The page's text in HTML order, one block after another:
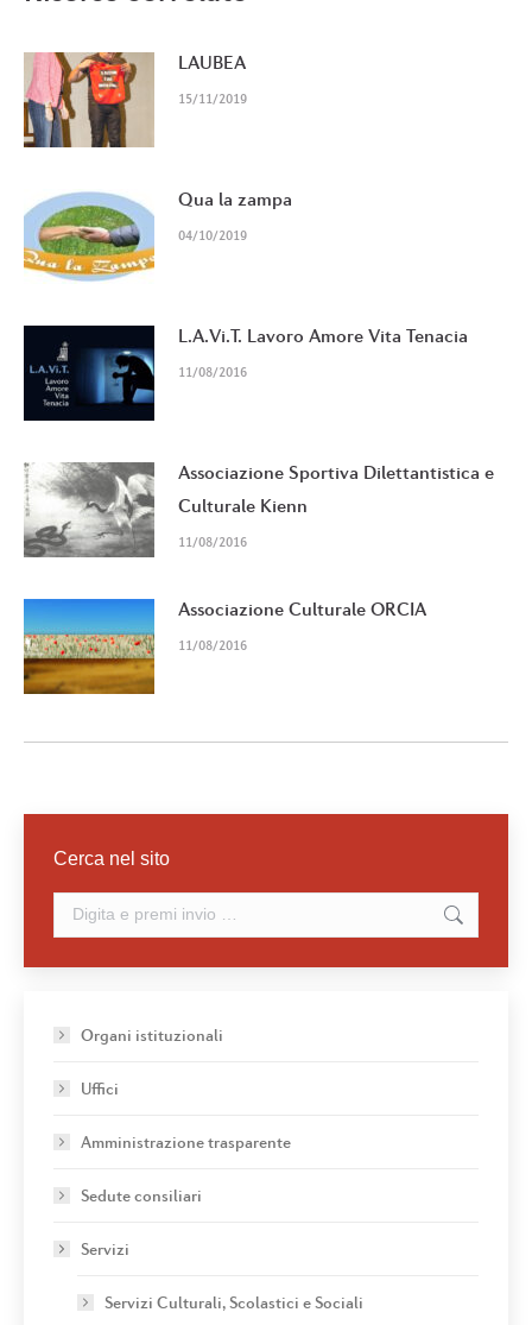
LAUBEA
15/11/2019
Qua la zampa
04/10/2019
L.A.Vi.T. Lavoro Amore Vita Tenacia
11/08/2016
Associazione Sportiva Dilettantistica e
Culturale Kienn
11/08/2016
Associazione Culturale ORCIA
11/08/2016
Cerca nel sito
Cerca:
Organi istituzionali
Uffici
Amministrazione trasparente
Sedute consiliari
Servizi
Servizi Culturali, Scolastici e Sociali